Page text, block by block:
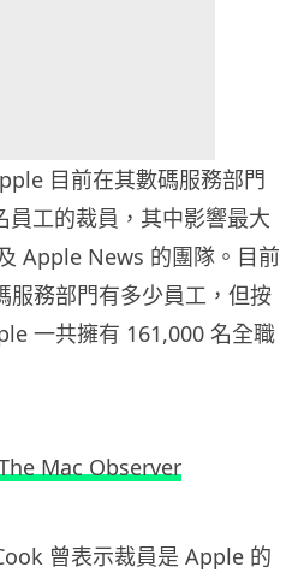
目前在其數碼服務部門
員工的裁員，其中影響最大
Apple News 的團隊。目前
服務部門有多少員工，但按
一共擁有 161,000 名全職
Mac Observer
曾表示裁員是 Apple 的